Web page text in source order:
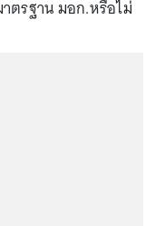
ตรฐาน มอก.หรือไม่